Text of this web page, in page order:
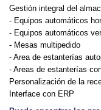
Gestión integral del
- Equipos automáticos
- Equipos automáticos
- Mesas multipedido
- Area de estanterías
- Areas de estanterías
Personalización de la
Interface con ERP